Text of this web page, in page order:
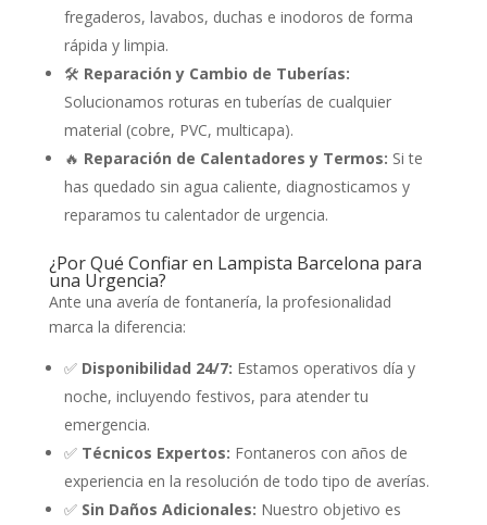
fregaderos, lavabos, duchas e inodoros de forma
rápida y limpia.
🛠️ Reparación y Cambio de Tuberías:
Solucionamos roturas en tuberías de cualquier
material (cobre, PVC, multicapa).
🔥 Reparación de Calentadores y Termos: Si te
has quedado sin agua caliente, diagnosticamos y
reparamos tu calentador de urgencia.
¿Por Qué Confiar en Lampista Barcelona para
una Urgencia?
Ante una avería de fontanería, la profesionalidad
marca la diferencia:
✅ Disponibilidad 24/7: Estamos operativos día y
noche, incluyendo festivos, para atender tu
emergencia.
✅ Técnicos Expertos: Fontaneros con años de
experiencia en la resolución de todo tipo de averías.
✅ Sin Daños Adicionales: Nuestro objetivo es